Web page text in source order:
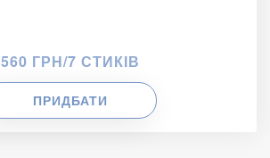
560 ГРН/7 СТИКІВ
ПРИДБАТИ